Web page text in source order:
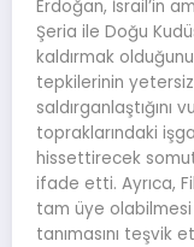
Erdoğan, İsrail’in
Şeria ile Doğu
kaldırmak
tepkilerinin
saldırganlaştığını
topraklarındaki
hissettirecek
ifade etti. Ayrıca,
tam üye olabilmesi
tanımasını teşvik